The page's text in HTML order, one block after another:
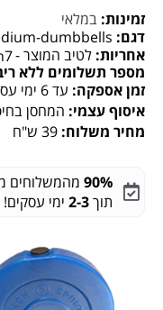
זמינות: במלאי
דגם: dumbbells
אחריות: לטיב המוצר -
מספר תשלומים ללא
זמן אספקה: עד 6 ימי עסקים
איסוף עצמי: המחסן
מחיר משלוח: 39 ש"ח
90% מהמשלוחים
תוך2-3 ימי עסקים!